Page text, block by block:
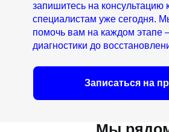
Записаться на
запишитесь на консультацию
специалистам уже сегодня.
помочь вам на каждом этапе
диагностики до
Подписывайтесь на
Контакты
+7 (965) 252-84-65
м. Белорусская 1-я